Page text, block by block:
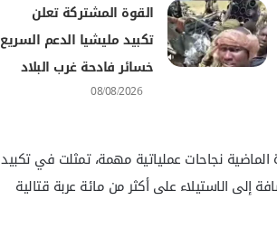
القوة المشتركة تعلن
تكبيد مليشيا الدعم السريع
خسائر فادحة غرب البلاد
08/08/2026
نجاحات عملياتية مهمة، تمثلت في تكبيد
إلى الاستيلاء على أكثر من مائة عربة قتالية